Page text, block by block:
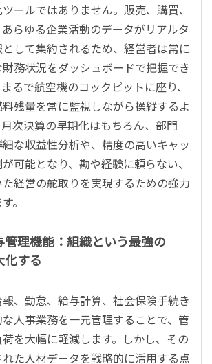
ールではありません。販売、購買、
らゆる企業活動のデータがリアルタ
して集約されるため、経営者は常に
務状況をダッシュボードで把握でき
るで航空機のコックピットに座り、
残量を常に監視しながら操縦するよ
次決算の早期化はもちろん、部門
な収益性分析や、精度の高いキャッ
可能となり、勘や経験に頼らない、
経営の舵取りを実現するための強力
。
管理機能：組織という最強の
化する
、勤怠、給与計算、社会保険手続き
人事業務を一元管理することで、管
を大幅に軽減します。しかし、その
た人材データを戦略的に活用する点